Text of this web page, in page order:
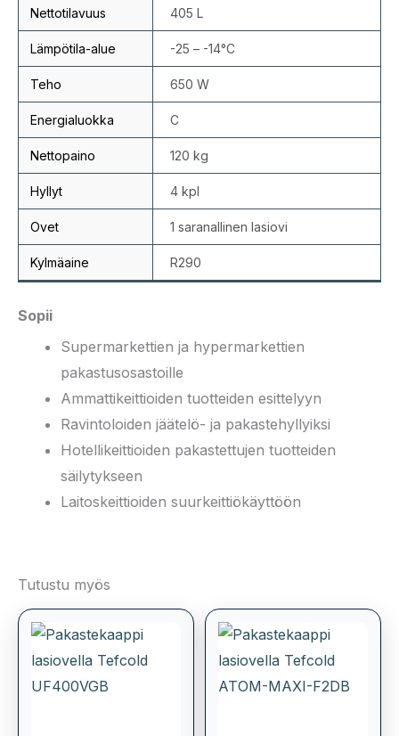
Nettotilavuus 405 L
Lämpötila-alue -25 – -14°C
Teho 650 W
Energialuokka C
Nettopaino 120 kg
Hyllyt 4 kpl
Ovet 1 saranallinen lasiovi
Kylmäaine R290
Sopii
Supermarkettien ja hypermarkettien
pakastusosastoille
Ammattikeittioiden tuotteiden esittelyyn
Ravintoloiden jäätelö- ja pakastehyllyiksi
Hotellikeittioiden pakastettujen tuotteiden
säilytykseen
Laitoskeittioiden suurkeittiökäyttöön
Tutustu myös